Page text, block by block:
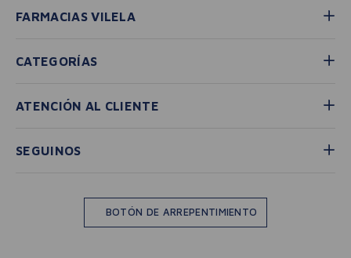
FARMACIAS VILELA
CATEGORÍAS
ATENCIÓN AL CLIENTE
SEGUINOS
BOTÓN DE ARREPENTIMIENTO